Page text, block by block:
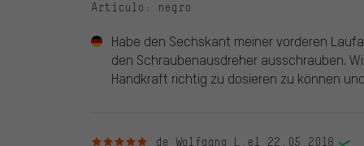
Artículo : negro
Habe den Sechskant meiner vorderen
den Schraubenausdreher ausschrauben.
Handkraft richtig zu dosieren zu können
5 de 5 estrellasde Wolfgang L. el 22.05.2018